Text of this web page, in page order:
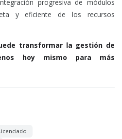
progresiva de módulos
y eficiente de los recursos
transformar la gestión de
hoy mismo para más